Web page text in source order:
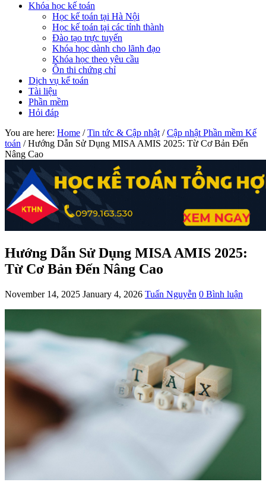
Khóa học kế toán
Học kế toán tại Hà Nội
Học kế toán tại các tỉnh thành
Đào tạo trực tuyến
Khóa học dành cho lãnh đạo
Khóa học theo yêu cầu
Ôn thi chứng chỉ
Dịch vụ kế toán
Tài liệu
Phần mềm
Hỏi đáp
You are here: Home / Tin tức & Cập nhật / Cập nhật Phần mềm Kế
toán /Hướng Dẫn Sử Dụng MISA AMIS 2025: Từ Cơ Bản Đến
Nâng Cao
Hướng Dẫn Sử Dụng MISA AMIS 2025:
Từ Cơ Bản Đến Nâng Cao
November 14, 2025 January 4, 2026 Tuấn Nguyễn 0 Bình luận